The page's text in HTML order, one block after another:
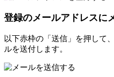
登録のメールアドレスに
以下赤枠の「送信」を押して
ルを送付します。